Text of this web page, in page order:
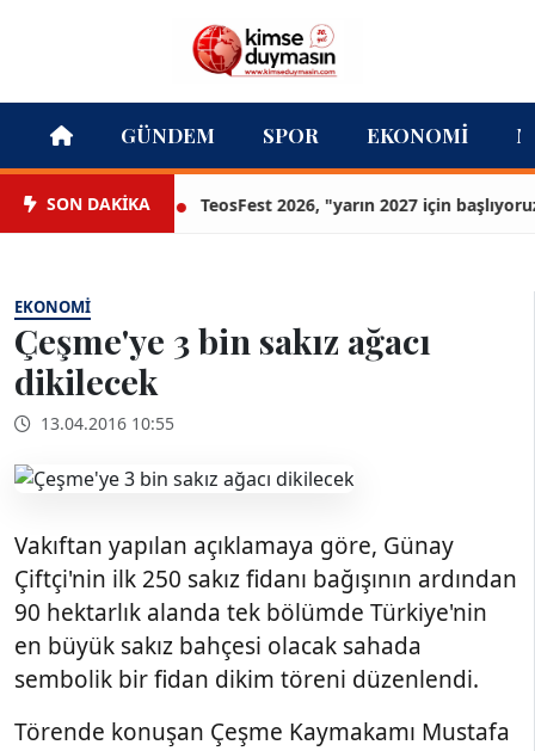
GÜNDEM SPOR EKONOMI
SON DAKİKA TeosFest 2026, "yarın 2027 için başlıyoruz"
EKONOMI
Çeşme'ye 3 bin sakız ağacı
dikilecek
13.04.2016 10:55
Vakıftan yapılan açıklamaya göre, Günay
Çiftçi'nin ilk 250 sakız fidanı bağışının ardından
90 hektarlık alanda tek bölümde Türkiye'nin
en büyük sakız bahçesi olacak sahada
sembolik bir fidan dikim töreni düzenlendi.
Törende konuşan Çeşme Kaymakamı Mustafa